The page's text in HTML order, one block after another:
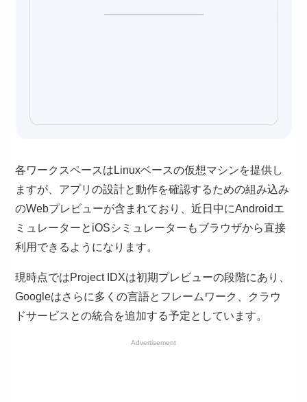
各ワークスペースはLinuxベースの仮想マシンを提供し
ますが、アプリの設計と動作を確認するための組み込み
のWebプレビューが含まれており、近日中にAndroidエ
ミュレーターとiOSシミュレーターもブラウザから直接
利用できるようになります。
現時点ではProject IDXは初期プレビューの段階にあり、
Googleはさらに多くの言語とフレームワーク、クラウ
ドサービスとの統合を追加する予定としています。
Advertisement